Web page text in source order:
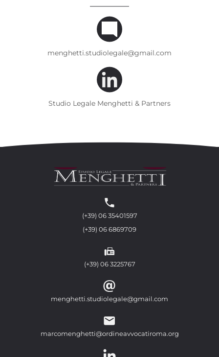
menghetti.studiolegale@gmail.com
Studio Legale Menghetti & Partners
(+39) 06 35401597
(+39) 06 6869709
(+39) 06 3225767
menghetti.studiolegale@gmail.com
marcomenghetti@ordineavvocatiroma.org